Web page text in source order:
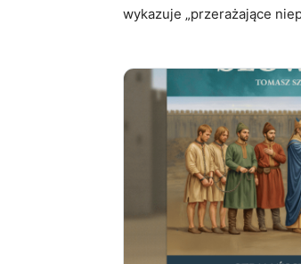
wykazuje „przerażające